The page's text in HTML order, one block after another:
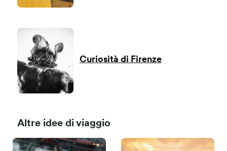
Curiosità di Firenze
Altre idee di viaggio